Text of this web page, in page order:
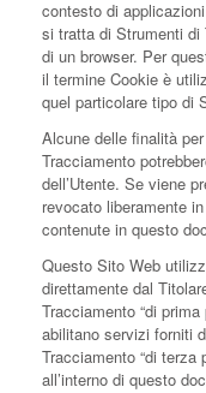
contesto di
si tratta di Strumenti di
di un browser. Per
il termine Cookie è
quel particolare tipo di
Alcune delle finalità
Tracciamento
dell’Utente. Se viene
revocato liberamente
contenute in questo
Questo Sito Web
direttamente dal
Tracciamento “di
abilitano servizi forniti
Tracciamento “di terza
all’interno di questo